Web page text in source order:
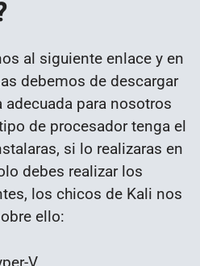
al siguiente enlace y en
debemos de descargar
para nosotros
de procesador tenga el
si lo realizaras en
debes realizar los
los chicos de Kali nos
ello:
V